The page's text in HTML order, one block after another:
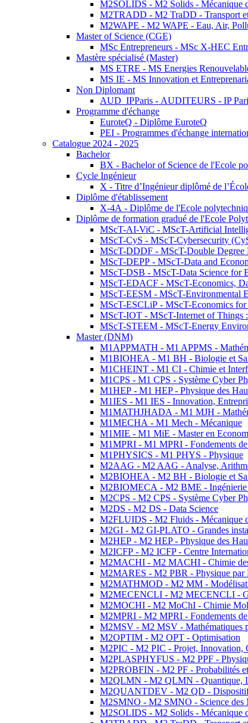
M2SOLIDS - M2 Solids - Mécanique
M2TRADD - M2 TraDD - Transport
M2WAPE - M2 WAPE - Eau, Air,
Master of Science (CGE)
MSc Entrepreneurs - MSc X-HEC
Mastère spécialisé (Master)
MS ETRE - MS Energies
MS IE - MS Innovation et
Non Diplomant
AUD_IPParis - AUDITEURS - IP
Programme d'échange
EuroteQ - Diplôme EuroteQ
PEI - Programmes d'échange
Catalogue 2024 - 2025
Bachelor
BX - Bachelor of Science de l'Ecole
Cycle Ingénieur
X - Titre d’Ingénieur diplômé de
Diplôme d'établissement
X-4A - Diplôme de l'Ecole
Diplôme de formation gradué de l'Ecole
MScT-AI-ViC - MScT-Artificial
MScT-CyS - MScT-Cybersecurity
MScT-DDDF - MScT-Double Degree
MScT-DEPP - MScT-Data and
MScT-DSB - MScT-Data Science for
MScT-EDACF - MScT-Economics,
MScT-EESM - MScT-Environmental
MScT-ESCLiP - MScT-Economics
MScT-IOT - MScT-Internet of Things
MScT-STEEM - MScT-Energy
Master (DNM)
M1APPMATH - M1 APPMS -
M1BIOHEA - M1 BH - Biologie et
M1CHEINT - M1 CI - Chimie et
M1CPS - M1 CPS - Système Cyber
M1HEP - M1 HEP - Physique des
M1IES - M1 IES - Innovation,
M1MATHJHADA - M1 MJH -
M1MECHA - M1 Mech - Mécanique
M1MIE - M1 MiE - Master en
M1MPRI - M1 MPRI - Fondements
M1PHYSICS - M1 PHYS - Physique
M2AAG - M2 AAG - Analyse,
M2BIOHEA - M2 BH - Biologie et
M2BIOMECA - M2 BME -
M2CPS - M2 CPS - Système Cyber
M2DS - M2 DS - Data Science
M2FLUIDS - M2 Fluids - Mécanique
M2GI - M2 GI-PLATO - Grandes
M2HEP - M2 HEP - Physique des
M2ICFP - M2 ICFP - Centre
M2MACHI - M2 MACHI - Chimie
M2MARES - M2 PBR - Physique par
M2MATHMOD - M2 MM -
M2MECENCLI - M2 MECENCLI -
M2MOCHI - M2 MoChI - Chimie
M2MPRI - M2 MPRI - Fondements
M2MSV - M2 MSV - Mathématiques
M2OPTIM - M2 OPT - Optimisation
M2PIC - M2 PIC - Projet, Innovation,
M2PLASPHYFUS - M2 PPF -
M2PROBFIN - M2 PF - Probabilités
M2QLMN - M2 QLMN - Quantique,
M2QUANTDEV - M2 QD -
M2SMNO - M2 SMNO - Science des
M2SOLIDS - M2 Solids - Mécanique